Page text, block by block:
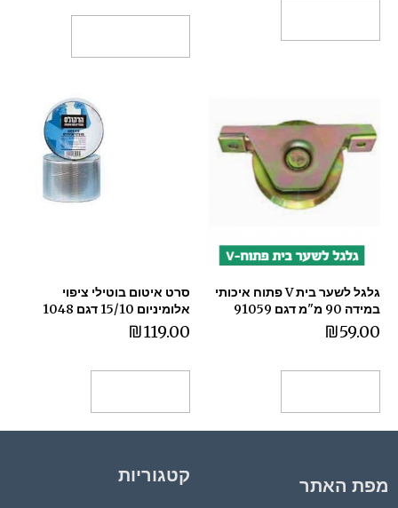
גלגל לשער בית V פתוח איכותי
במידה 90 מ"מ דגם 91059
₪59.00
סרט איטום בוטילי ציפוי
אלומיניום 15/10 דגם 1048
₪119.00
מפת האתר קטגוריות